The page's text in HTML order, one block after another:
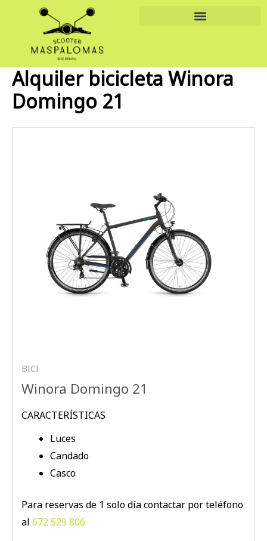
Alquiler bicicleta Winora
Domingo 21
BICI
Winora Domingo 21
CARACTERÍSTICAS
Luces
Candado
Casco
Para reservas de 1 solo día contactar por teléfono
al 672 529 806